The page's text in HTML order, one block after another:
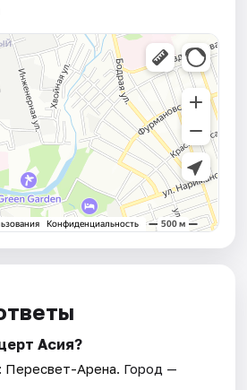
Асия?
Пересвет-Арена. Город —